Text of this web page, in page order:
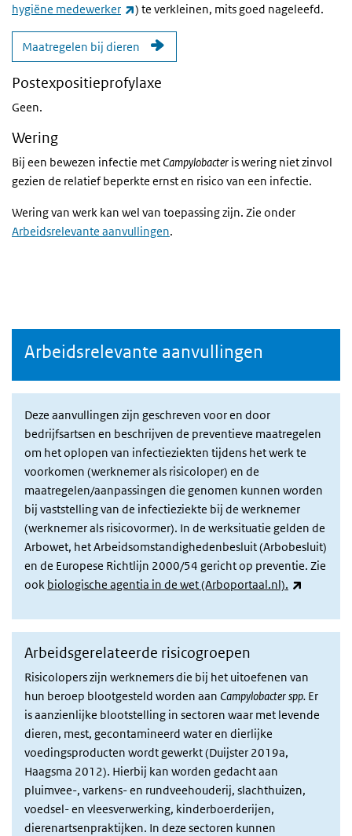
hygiëne medewerker
(externe link)
) te verkleinen, mits goed nageleefd.
Maatregelen bij dieren
Postexpositieprofylaxe
Geen.
Wering
Bij een bewezen infectie met Campylobacter is wering niet zinvol
gezien de relatief beperkte ernst en risico van een infectie.
Wering van werk kan wel van toepassing zijn. Zie onder
Arbeidsrelevante aanvullingen.
Arbeidsrelevante aanvullingen
Deze aanvullingen zijn geschreven voor en door
bedrijfsartsen en beschrijven de preventieve maatregelen
om het oplopen van infectieziekten tijdens het werk te
voorkomen (werknemer als risicoloper) en de
maatregelen/aanpassingen die genomen kunnen worden
bij vaststelling van de infectieziekte bij de werknemer
(werknemer als risicovormer). In de werksituatie gelden de
Arbowet, het Arbeidsomstandighedenbesluit (Arbobesluit)
en de Europese Richtlijn 2000/54 gericht op preventie. Zie
ook biologische agentia in de wet (Arboportaal.nl).
Arbeidsgerelateerde risicogroepen
Risicolopers zijn werknemers die bij het uitoefenen van
hun beroep blootgesteld worden aan Campylobacter spp. Er
is aanzienlijke blootstelling in sectoren waar met levende
dieren, mest, gecontamineerd water en dierlijke
voedingsproducten wordt gewerkt (Duijster 2019a,
Haagsma 2012). Hierbij kan worden gedacht aan
pluimvee-, varkens- en rundveehouderij, slachthuizen,
voedsel- en vleesverwerking, kinderboerderijen,
dierenartsenpraktijken. In deze sectoren kunnen